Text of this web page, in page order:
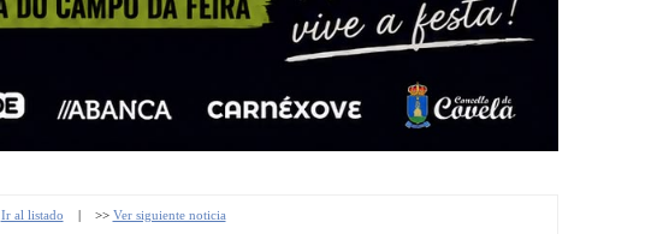
Ir al listado | >> Ver siguiente noticia